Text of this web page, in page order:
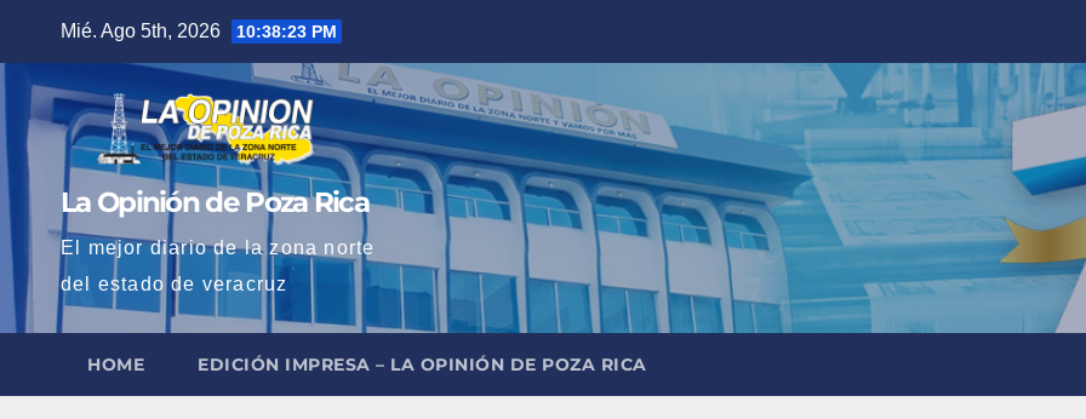
contenido
Mié. Ago 5th, 2026 10:38:25 PM
La Opinión de Poza Rica
El mejor diario de la zona norte
del estado de veracruz
HOME EDICIÓN IMPRESA – LA OPINIÓN DE POZA RICA